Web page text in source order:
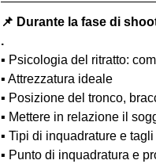
📌 Durante la fase di
.
▪️ Psicologia del ritratto:
▪️ Attrezzatura ideale
▪️ Posizione del tronco,
▪️ Mettere in relazione il
▪️ Tipi di inquadrature e tagli
▪️ Punto di inquadratura e